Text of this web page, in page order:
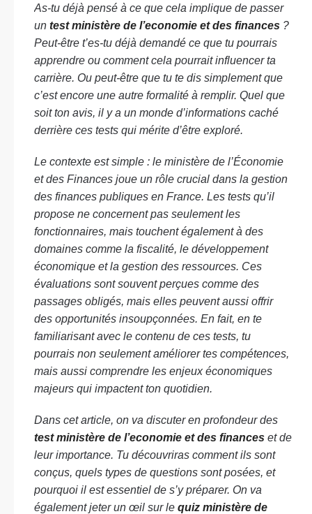
As-tu déjà pensé à ce que cela implique de passer
un test ministère de l’economie et des finances ?
Peut-être t’es-tu déjà demandé ce que tu pourrais
apprendre ou comment cela pourrait influencer ta
carrière. Ou peut-être que tu te dis simplement que
c’est encore une autre formalité à remplir. Quel que
soit ton avis, il y a un monde d’informations caché
derrière ces tests qui mérite d’être exploré.
Le contexte est simple : le ministère de l’Économie
et des Finances joue un rôle crucial dans la gestion
des finances publiques en France. Les tests qu’il
propose ne concernent pas seulement les
fonctionnaires, mais touchent également à des
domaines comme la fiscalité, le développement
économique et la gestion des ressources. Ces
évaluations sont souvent perçues comme des
passages obligés, mais elles peuvent aussi offrir
des opportunités insoupçonnées. En fait, en te
familiarisant avec le contenu de ces tests, tu
pourrais non seulement améliorer tes compétences,
mais aussi comprendre les enjeux économiques
majeurs qui impactent ton quotidien.
Dans cet article, on va discuter en profondeur des
test ministère de l’economie et des finances et de
leur importance. Tu découvriras comment ils sont
conçus, quels types de questions sont posées, et
pourquoi il est essentiel de s’y préparer. On va
également jeter un œil sur le quiz ministère de